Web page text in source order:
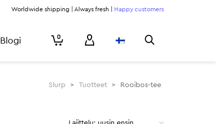
Worldwide shipping | Always fresh | Happy customers
Blogi 0
Slurp > Tuotteet > Rooibos-tee